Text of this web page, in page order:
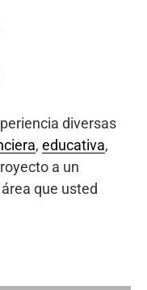
diversas
, educativa,
a un
que usted